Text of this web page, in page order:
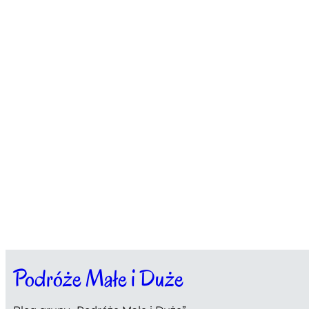
Podróże Małe i Duże